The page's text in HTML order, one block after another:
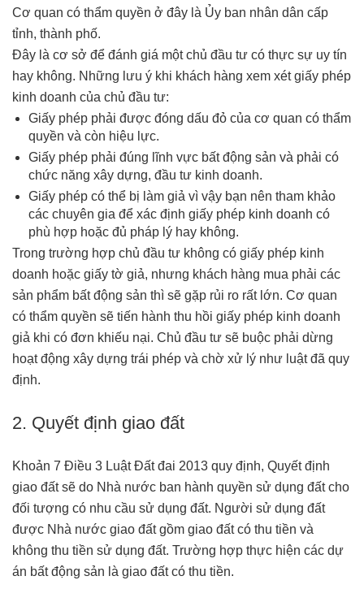
Cơ quan có thẩm quyền ở đây là Ủy ban nhân dân cấp
tỉnh, thành phố.
Đây là cơ sở để đánh giá một chủ đầu tư có thực sự uy tín
hay không. Những lưu ý khi khách hàng xem xét giấy phép
kinh doanh của chủ đầu tư:
Giấy phép phải được đóng dấu đỏ của cơ quan có thẩm
quyền và còn hiệu lực.
Giấy phép phải đúng lĩnh vực bất động sản và phải có
chức năng xây dựng, đầu tư kinh doanh.
Giấy phép có thể bị làm giả vì vậy bạn nên tham khảo
các chuyên gia để xác định giấy phép kinh doanh có
phù hợp hoặc đủ pháp lý hay không.
Trong trường hợp chủ đầu tư không có giấy phép kinh
doanh hoặc giấy tờ giả, nhưng khách hàng mua phải các
sản phẩm bất động sản thì sẽ gặp rủi ro rất lớn. Cơ quan
có thẩm quyền sẽ tiến hành thu hồi giấy phép kinh doanh
giả khi có đơn khiếu nại. Chủ đầu tư sẽ buộc phải dừng
hoạt động xây dựng trái phép và chờ xử lý như luật đã quy
định.
2. Quyết định giao đất
Khoản 7 Điều 3 Luật Đất đai 2013 quy định, Quyết định
giao đất sẽ do Nhà nước ban hành quyền sử dụng đất cho
đối tượng có nhu cầu sử dụng đất. Người sử dụng đất
được Nhà nước giao đất gồm giao đất có thu tiền và
không thu tiền sử dụng đất. Trường hợp thực hiện các dự
án bất động sản là giao đất có thu tiền.